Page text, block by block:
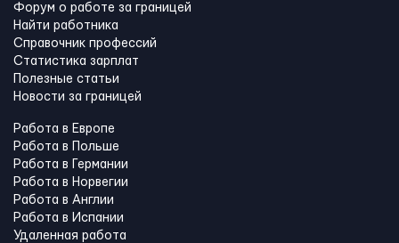
Форум о работе за границей
Найти работника
Справочник профессий
Статистика зарплат
Полезные статьи
Новости за границей
Работа в Европе
Работа в Польше
Работа в Германии
Работа в Норвегии
Работа в Англии
Работа в Испании
Удаленная работа